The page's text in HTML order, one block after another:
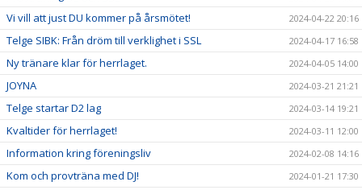
Vi vill att just DU kommer på årsmötet! 2024-04-22 20:16
Telge SIBK: Från dröm till verklighet i SSL 2024-04-17 16:58
Ny tränare klar för herrlaget. 2024-04-05 14:00
JOYNA 2024-03-21 21:21
Telge startar D2 lag 2024-03-14 19:21
Kvaltider för herrlaget! 2024-03-11 12:00
Information kring föreningsliv 2024-02-08 14:16
Kom och provträna med DJ! 2024-01-21 17:30